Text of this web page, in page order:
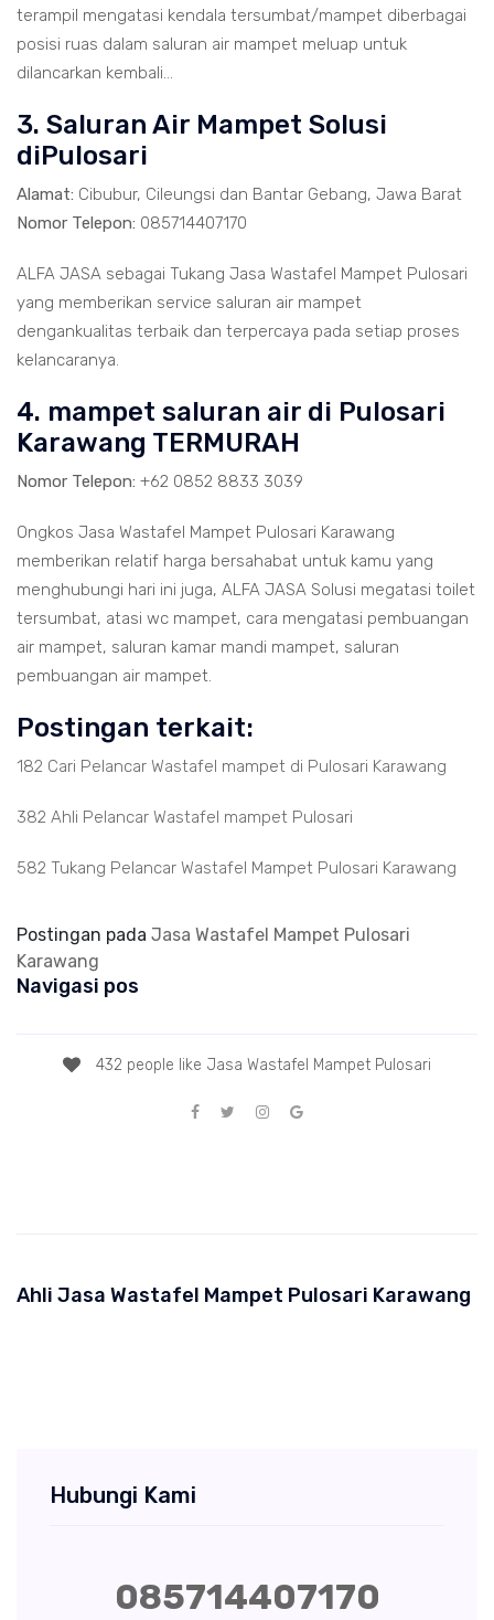
terampil mengatasi kendala tersumbat/mampet diberbagai
posisi ruas dalam saluran air mampet meluap untuk
dilancarkan kembali...
3. Saluran Air Mampet Solusi
diPulosari
Alamat: Cibubur, Cileungsi dan Bantar Gebang, Jawa Barat
Nomor Telepon: 085714407170
ALFA JASA sebagai Tukang Jasa Wastafel Mampet Pulosari
yang memberikan service saluran air mampet
dengankualitas terbaik dan terpercaya pada setiap proses
kelancaranya.
4. mampet saluran air di Pulosari
Karawang TERMURAH
Nomor Telepon: +62 0852 8833 3039
Ongkos Jasa Wastafel Mampet Pulosari Karawang
memberikan relatif harga bersahabat untuk kamu yang
menghubungi hari ini juga, ALFA JASA Solusi megatasi toilet
tersumbat, atasi wc mampet, cara mengatasi pembuangan
air mampet, saluran kamar mandi mampet, saluran
pembuangan air mampet.
Postingan terkait:
182 Cari Pelancar Wastafel mampet di Pulosari Karawang
382 Ahli Pelancar Wastafel mampet Pulosari
582 Tukang Pelancar Wastafel Mampet Pulosari Karawang
Postingan pada Jasa Wastafel Mampet Pulosari
Karawang
Navigasi pos
432 people like Jasa Wastafel Mampet Pulosari
Ahli Jasa Wastafel Mampet Pulosari Karawang
Hubungi Kami
085714407170